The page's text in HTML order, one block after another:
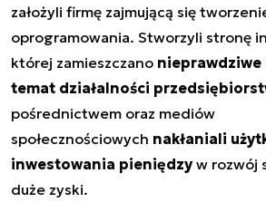
założyli firmę zajmującą się
oprogramowania. Stworzyli stronę
której zamieszczano
temat działalności
pośrednictwem oraz mediów
społecznościowych nakłaniali
inwestowania pieniędzyw rozwój
duże zyski.